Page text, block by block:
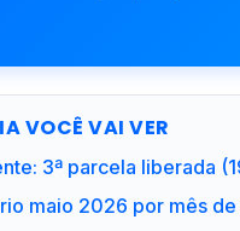
VOCÊ VAI VER
3ª parcela liberada
maio 2026 por mês